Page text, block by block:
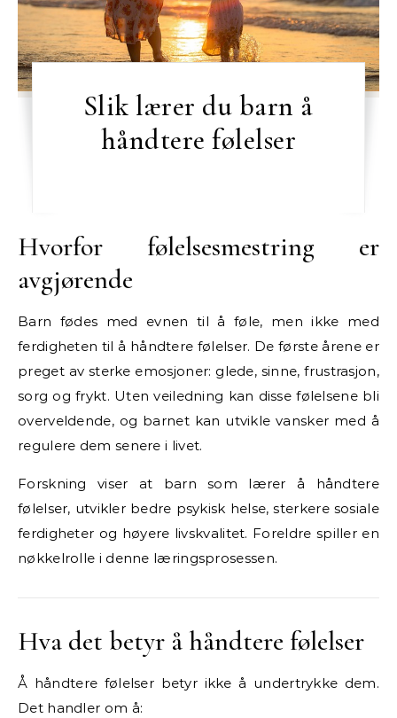
Slik lærer du barn å
håndtere følelser
Hvorfor følelsesmestring er
avgjørende
Barn fødes med evnen til å føle, men ikke med
ferdigheten til å håndtere følelser. De første årene er
preget av sterke emosjoner: glede, sinne, frustrasjon,
sorg og frykt. Uten veiledning kan disse følelsene bli
overveldende, og barnet kan utvikle vansker med å
regulere dem senere i livet.
Forskning viser at barn som lærer å håndtere
følelser, utvikler bedre psykisk helse, sterkere sosiale
ferdigheter og høyere livskvalitet. Foreldre spiller en
nøkkelrolle i denne læringsprosessen.
Hva det betyr å håndtere følelser
Å håndtere følelser betyr ikke å undertrykke dem.
Det handler om å: